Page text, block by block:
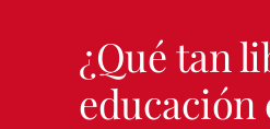
¿Qué tan
educación